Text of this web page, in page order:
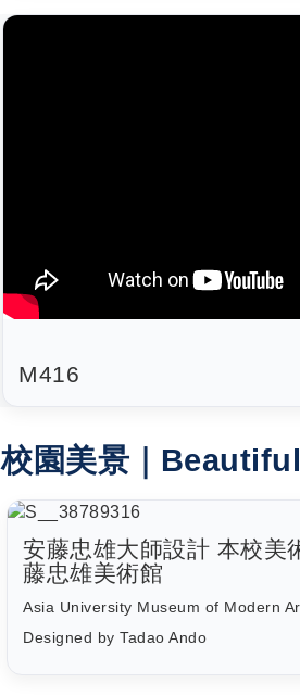
M416
校園美景｜
安藤忠雄大師設計 本校美
藤忠雄美術館
Asia University Museum of Modern
Designed by Tadao Ando